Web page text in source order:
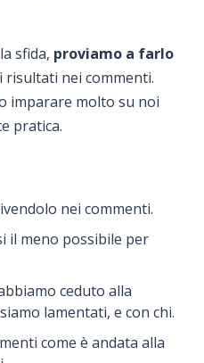
sfida, proviamo a farlo
risultati nei commenti.
imparare molto su noi
pratica.
nei commenti.
il meno possibile per
ceduto alla
lamentati, e con chi.
come è andata alla